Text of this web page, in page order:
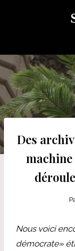
Des
Nous voici
démocrate»